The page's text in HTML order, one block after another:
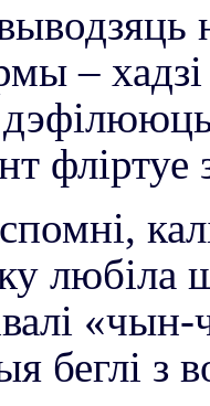
–
фліртуе
любіла
беглі з